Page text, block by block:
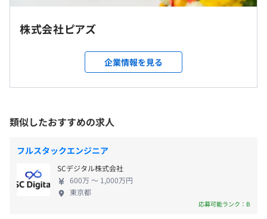
東京本社、および自宅
会社の定める場所（テレワークを行う場所を含む）
受動喫煙防止措置に関する事項
屋内禁煙
9:30〜18:30（案件によっても変動します）
休憩時間：休憩60分 ※昼食時間は業務の都合により各々
の自主性に任せています
■夏季休暇（お盆）2日
■年末年始休暇 3~4日（土日が公休の場合は+2日、前後
で有給の消化も推奨しています）
■慶弔休暇 （結婚休暇 3日※本人に限る、出産休暇 配偶
者の出産 1日※産休・育休は別途あり、忌引き休暇 2~3
株式会社ピアズ
企業情報を見る
類似したおすすめの求人
フルスタックエンジニア
SCデジタル株式会社
600万 〜 1,000万円
東京都
応募可能ランク：B